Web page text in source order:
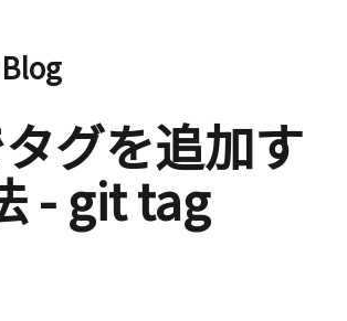
グを追加す
- git tag